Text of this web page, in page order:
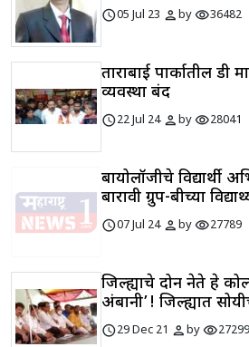
schedule05 Jul 23 personbyvisibility36482
ताराबाई पार्कातील डी
व्यवस्था बंद
schedule22 Jul 24 personbyvisibility28041
बायोलॉजीचे विद्यार्थी
बारावी ग्रुप-बीच्या
schedule07 Jul 24 personbyvisibility27789
जिल्ह्याचे दोन नेते हे
अंबानी’! जिल्ह्यात
schedule29 Dec 21 personbyvisibility27299